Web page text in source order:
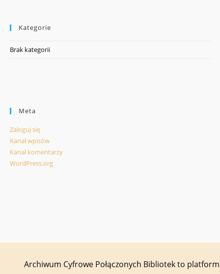
Kategorie
Brak kategorii
Meta
Zaloguj się
Kanał wpisów
Kanał komentarzy
WordPress.org
Archiwum Cyfrowe Połączonych Bibliotek to